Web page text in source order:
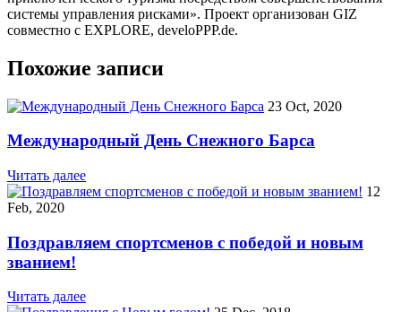
системы управления рисками». Проект организован GIZ
совместно с EXPLORE, develoPPP.de.
Похожие записи
23 Oct, 2020
Международный День Снежного Барса
Читать далее
12
Feb, 2020
Поздравляем спортсменов с победой и новым
званием!
Читать далее